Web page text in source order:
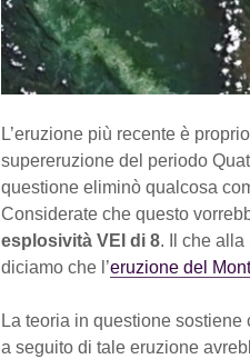
L’eruzione più recente è
supereruzione del periodo
questione eliminò qualcosa
Considerate che questo
esplosività VEI di 8. Il che alla
diciamo che l’eruzione del
La teoria in questione sostiene
a seguito di tale eruzione